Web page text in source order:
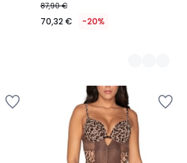
87,90 €
70,32 € -20%